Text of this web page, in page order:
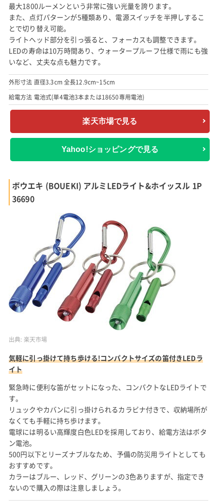
最大1800ルーメンという非常に強い光量を誇ります。
また、点灯パターンが5種類あり、電源スイッチを半押しするこ
とで切り替え可能。
ライトヘッド部分を引っ張ると、フォーカスも調整できます。
LEDの寿命は10万時間あり、ウォータープルーフ仕様で雨にも強
いなど、丈夫な点も魅力です。
外形寸法 直径3.3cm 全長12.9cm~15cm
給電方法 電池式(単4電池3本または18650専用電池)
楽天市場で見る
Yahoo!ショッピングで見る
ボウエキ (BOUEKI) アルミLEDライト&ホイッスル 1P
36690
出典: 楽天市場
気軽に引っ掛けて持ち歩ける!コンパクトサイズの笛付きLEDラ
イト
緊急時に便利な笛がセットになった、コンパクトなLEDライトで
す。
リュックやカバンに引っ掛けられるカラビナ付きで、収納場所が
なくても手軽に持ち歩けます。
電球には明るい高輝度白色LEDを採用しており、給電方法はボタ
ン電池。
500円以下とリーズナブルなため、予備の防災用ライトとしても
おすすめです。
カラーはブルー、レッド、グリーンの3色ありますが、指定でき
ないので購入の際は注意しましょう。